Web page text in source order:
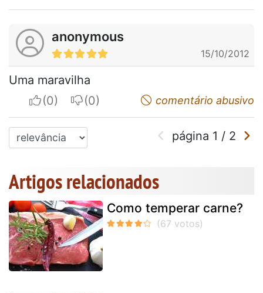
anonymous
15/10/2012
Uma maravilha
I apreciateI do not appreciatecomentário abusivo
página 1 / 2
Artigos relacionados
Como temperar carne?